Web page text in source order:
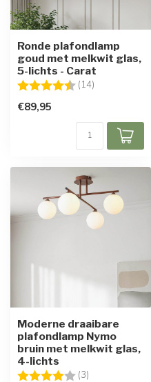
Ronde plafondlamp
goud met melkwit glas,
5-lichts - Carat
Beoordeling: (14)
€89,95
Moderne draaibare
plafondlamp Nymo
bruin met melkwit glas,
4-lichts
Beoordeling: (3)